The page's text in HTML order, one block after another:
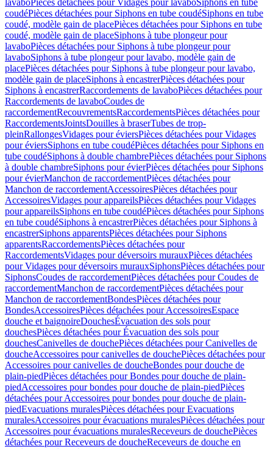
lavaboPièces détachées pour Vidages pour lavaboSiphons en tube
coudéPièces détachées pour Siphons en tube coudéSiphons en tube
coudé, modèle gain de placePièces détachées pour Siphons en tube
coudé, modèle gain de placeSiphons à tube plongeur pour
lavaboPièces détachées pour Siphons à tube plongeur pour
lavaboSiphons à tube plongeur pour lavabo, modèle gain de
placePièces détachées pour Siphons à tube plongeur pour lavabo,
modèle gain de placeSiphons à encastrerPièces détachées pour
Siphons à encastrerRaccordements de lavaboPièces détachées pour
Raccordements de lavaboCoudes de
raccordementRecouvrementsRaccordementsPièces détachées pour
RaccordementsJointsDouilles à braserTubes de trop-
pleinRallongesVidages pour éviersPièces détachées pour Vidages
pour éviersSiphons en tube coudéPièces détachées pour Siphons en
tube coudéSiphons à double chambrePièces détachées pour Siphons
à double chambreSiphons pour évierPièces détachées pour Siphons
pour évierManchon de raccordementPièces détachées pour
Manchon de raccordementAccessoiresPièces détachées pour
AccessoiresVidages pour appareilsPièces détachées pour Vidages
pour appareilsSiphons en tube coudéPièces détachées pour Siphons
en tube coudéSiphons à encastrerPièces détachées pour Siphons à
encastrerSiphons apparentsPièces détachées pour Siphons
apparentsRaccordementsPièces détachées pour
RaccordementsVidages pour déversoirs murauxPièces détachées
pour Vidages pour déversoirs murauxSiphonsPièces détachées pour
SiphonsCoudes de raccordementPièces détachées pour Coudes de
raccordementManchon de raccordementPièces détachées pour
Manchon de raccordementBondesPièces détachées pour
BondesAccessoiresPièces détachées pour AccessoiresEspace
douche et baignoireDouchesÉvacuation des sols pour
douchesPièces détachées pour Évacuation des sols pour
douchesCanivelles de douchePièces détachées pour Canivelles de
doucheAccessoires pour canivelles de douchePièces détachées pour
Accessoires pour canivelles de doucheBondes pour douche de
plain-piedPièces détachées pour Bondes pour douche de plain-
piedAccessoires pour bondes pour douche de plain-piedPièces
détachées pour Accessoires pour bondes pour douche de plain-
piedEvacuations muralesPièces détachées pour Evacuations
muralesAccessoires pour évacuations muralesPièces détachées pour
Accessoires pour évacuations muralesReceveurs de douchePièces
détachées pour Receveurs de doucheReceveurs de douche en